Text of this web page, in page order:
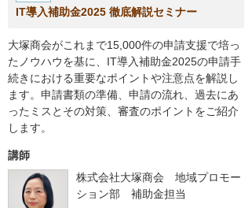
IT導入補助金2025 徹底解説セミナー
大塚商会がこれまで15,000件の申請支援で培っ
たノウハウを基に、IT導入補助金2025の申請手
続きにおける重要なポイントや注意点を解説し
ます。申請書類の準備、申請の流れ、過去にあ
ったミスとその対策、審査のポイントをご紹介
します。
講師
株式会社大塚商会 地域プロモー
ション部 補助金担当